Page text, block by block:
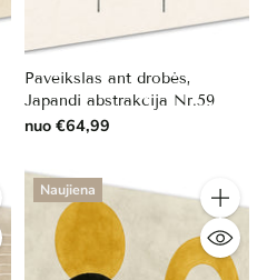
Paveikslas ant drobės,
Japandi abstrakcija Nr.59
nuo €64,99
Naujiena
Kiekis